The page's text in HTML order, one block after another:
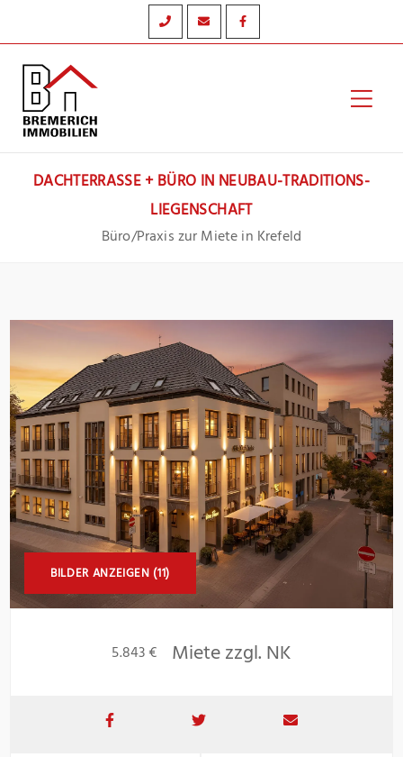
Inhalt
springen
DACHTERRASSE + BÜRO IN NEUBAU-TRADITIONS-
LIEGENSCHAFT
Büro/Praxis zur Miete in Krefeld
BILDER ANZEIGEN (11)
5.843 € Miete zzgl. NK